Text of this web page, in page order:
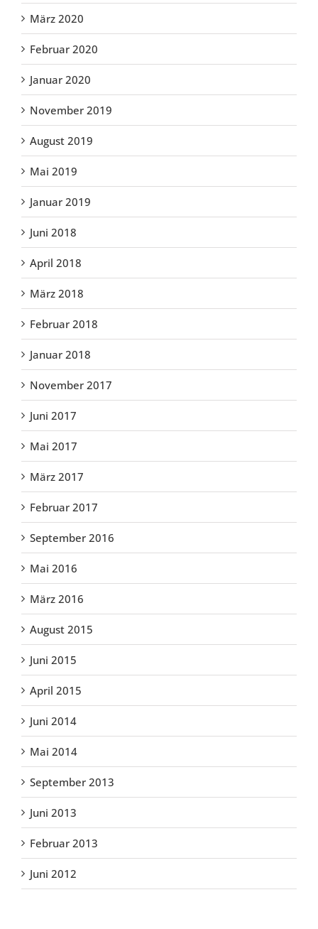
März 2020
Februar 2020
Januar 2020
November 2019
August 2019
Mai 2019
Januar 2019
Juni 2018
April 2018
März 2018
Februar 2018
Januar 2018
November 2017
Juni 2017
Mai 2017
März 2017
Februar 2017
September 2016
Mai 2016
März 2016
August 2015
Juni 2015
April 2015
Juni 2014
Mai 2014
September 2013
Juni 2013
Februar 2013
Juni 2012